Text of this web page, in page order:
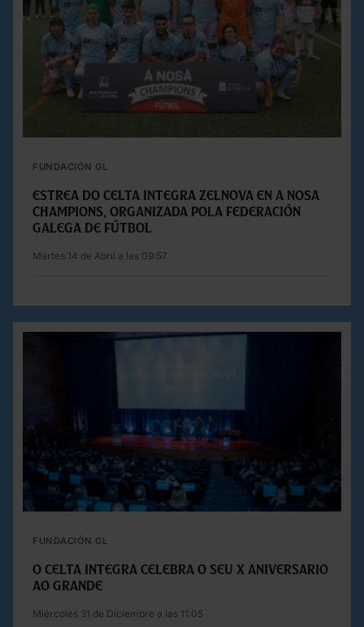
FUNDACIÓN GL
Estrea do Celta Integra Zelnova en A Nosa
Champions, organizada pola Federación
Galega de Fútbol
Martes 14 de Abril a las 09:57
FUNDACIÓN GL
O Celta Integra celebra o seu X aniversario
ao grande
Miércoles 31 de Diciembre a las 11:05